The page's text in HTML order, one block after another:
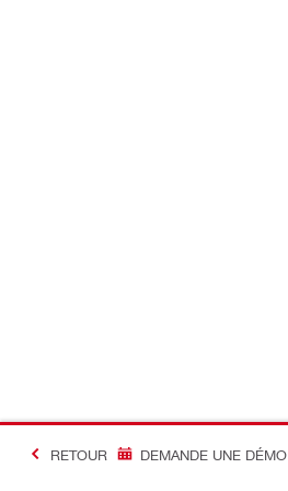
RETOUR DEMANDE UNE DÉMO